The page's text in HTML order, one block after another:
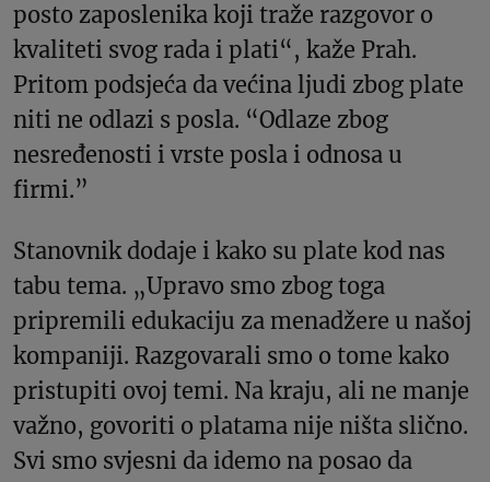
posto zaposlenika koji traže razgovor o
kvaliteti svog rada i plati“, kaže Prah.
Pritom podsjeća da većina ljudi zbog plate
niti ne odlazi s posla. “Odlaze zbog
nesređenosti i vrste posla i odnosa u
firmi.”
Stanovnik dodaje i kako su plate kod nas
tabu tema. „Upravo smo zbog toga
pripremili edukaciju za menadžere u našoj
kompaniji. Razgovarali smo o tome kako
pristupiti ovoj temi. Na kraju, ali ne manje
važno, govoriti o platama nije ništa slično.
Svi smo svjesni da idemo na posao da